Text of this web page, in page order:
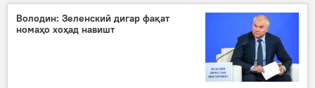
Володин: Зеленский дигар фақат
номаҳо хоҳад навишт